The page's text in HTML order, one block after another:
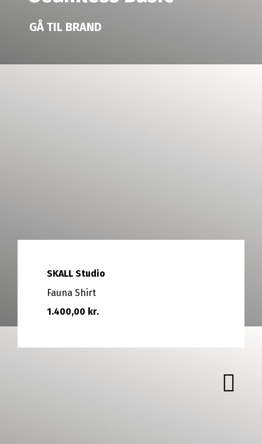
GÅ TIL BRAND
GÅ TIL BRAND
SKALL Studio
Fauna Shirt
1.400,00 kr.